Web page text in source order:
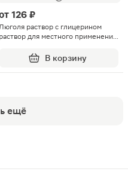
126 ₽
раствор с глицерином
раствор для местного применения
В корзину
ещё